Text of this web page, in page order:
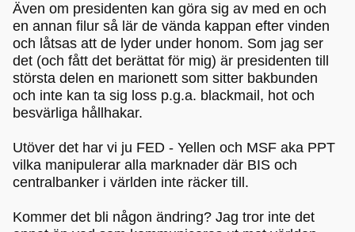
Även om presidenten kan göra sig av med en och
en annan filur så lär de vända kappan efter vinden
och låtsas att de lyder under honom. Som jag ser
det (och fått det berättat för mig) är presidenten till
största delen en marionett som sitter bakbunden
och inte kan ta sig loss p.g.a. blackmail, hot och
besvärliga hållhakar.
Utöver det har vi ju FED - Yellen och MSF aka PPT
vilka manipulerar alla marknader där BIS och
centralbanker i världen inte räcker till.
Kommer det bli någon ändring? Jag tror inte det